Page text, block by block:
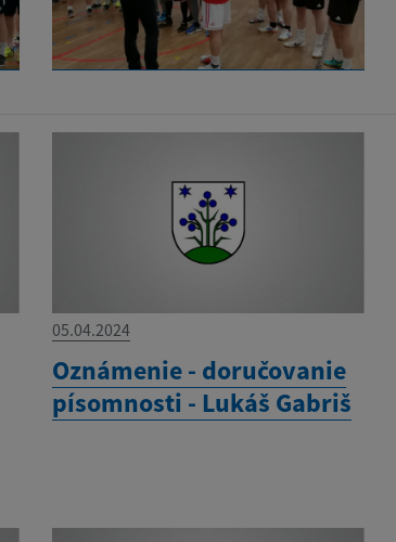
05.04.2024
Oznámenie - doručovanie
písomnosti - Lukáš Gabriš